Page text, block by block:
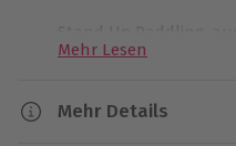
Stand Up Paddling,
weltweit rasant
bewegt man sich mit
Mehr Lesen
Mehr Details